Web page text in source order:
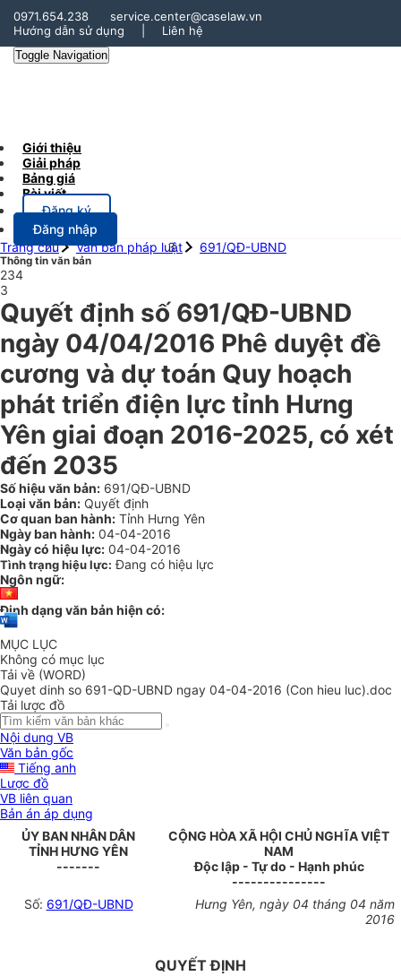
0971.654.238
service.center@caselaw.vn
Hướng dẫn sử dụng
Liên hệ
Toggle Navigation
Giới thiệu
Giải pháp
Bảng giá
Bài viết
Đăng ký
Đăng nhập
Trang chủ
Văn bản pháp luật 691/QĐ-UBND
Thông tin văn bản
234
3
Quyết định số 691/QĐ-UBND
ngày 04/04/2016 Phê duyệt đề
cương và dự toán Quy hoạch
phát triển điện lực tỉnh Hưng
Yên giai đoạn 2016-2025, có xét
đến 2035
Số hiệu văn bản: 691/QĐ-UBND
Loại văn bản: Quyết định
Cơ quan ban hành: Tỉnh Hưng Yên
Ngày ban hành: 04-04-2016
Ngày có hiệu lực: 04-04-2016
Tình trạng hiệu lực: Đang có hiệu lực
Ngôn ngữ:
Định dạng văn bản hiện có:
MỤC LỤC
Không có mục lục
Tải về (WORD)
Quyet dinh so 691-QD-UBND ngay 04-04-2016 (Con hieu luc).doc
Tải lược đồ
Nội dung VB
Văn bản gốc
Tiếng anh
Lược đồ
VB liên quan
Bản án áp dụng
ỦY BAN NHÂN DÂN
TỈNH HƯNG YÊN
-------
CỘNG HÒA XÃ HỘI CHỦ NGHĨA VIỆT
NAM
Độc lập - Tự do - Hạnh phúc
---------------
Số: 691/QĐ-UBND Hưng Yên, ngày 04 tháng 04 năm
2016
QUYẾT ĐỊNH